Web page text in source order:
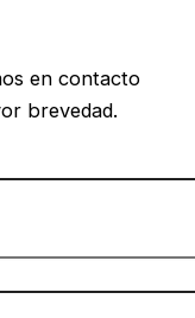
en contacto
brevedad.